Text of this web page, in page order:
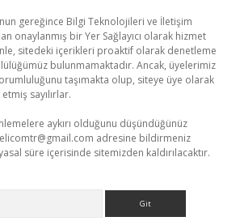
gereğince Bilgi Teknolojileri ve İletişim
onaylanmış bir Yer Sağlayıcı olarak hizmet
sitedeki içerikleri proaktif olarak denetleme
bulunmamaktadır. Ancak, üyelerimiz
taşımakta olup, siteye üye olarak
sayılırlar.
aykırı olduğunu düşündüğünüz
adresine bildirmeniz
süre içerisinde sitemizden kaldırılacaktır.